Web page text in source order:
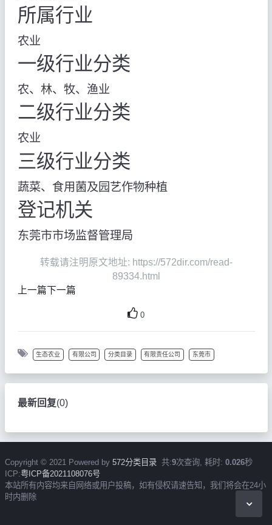
所属行业
农业
一级行业分类
农、林、牧、渔业
二级行业分类
农业
三级行业分类
蔬菜、食用菌及园艺作物种植
登记机关
东莞市市场监督管理局
转载请注明原文地址: https://572dir.com/read-
89334.html
上一篇下一篇
0
生态农业 有限公司 分类目录 有限责任公司 东莞市
最新回复(0)
Copyright © 2021 Powered by 572分类目录共:9次查询, 耗时: 0.026秒
ICP:粤ICP备2021108076号
本站所有内容均来自网络或用户投稿，如有侵权请速告知，我们将会在24小
时内删除